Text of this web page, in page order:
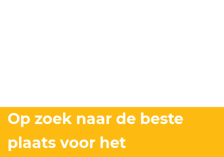
Op zoek naar de beste
plaats voor het